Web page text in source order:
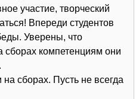
участие, творческий
Впереди студентов
Уверены, что
сборах компетенциям они
сборах. Пусть не всегда